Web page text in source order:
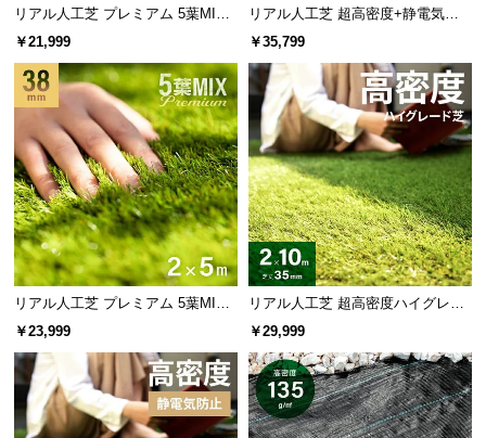
試験内容 結果
UV耐久性試験
紫外線を3000時間照
射する耐久性試験
合格
6つの検査で証明された安心クオリティ
6つの検査を実施し、有害物質は全て未検出。人体と
環境に優しい品質であることが証明されました。
リアル人工芝 プレミアム 5葉MI
X・質感をさらに追求 芝丈38mm 1
￥21,999
リアル人工芝 超高密度+静電気防
止 高耐久タイプ・質感追求 芝丈35
￥35,799
リアル人工芝 プレミアム 5葉MI
X・質感をさらに追求 芝丈38mm 2
￥23,999
リアル人工芝 超高密度ハイグレー
ド 高耐久タイプ・質感を追求 芝丈
￥29,999